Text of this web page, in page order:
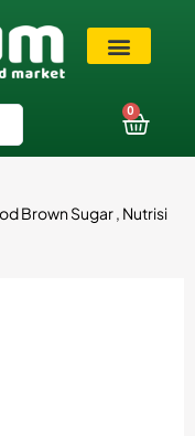
0
Brown Sugar , Nutrisi